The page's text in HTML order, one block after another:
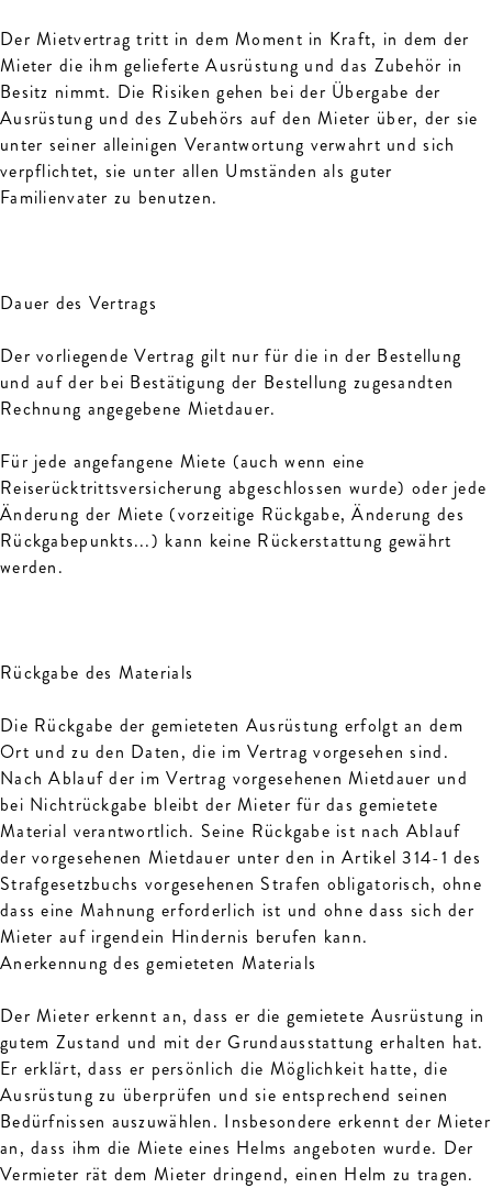
Der Mietvertrag tritt in dem Moment in Kraft, in dem der
Mieter die ihm gelieferte Ausrüstung und das Zubehör in
Besitz nimmt. Die Risiken gehen bei der Übergabe der
Ausrüstung und des Zubehörs auf den Mieter über, der sie
unter seiner alleinigen Verantwortung verwahrt und sich
verpflichtet, sie unter allen Umständen als guter
Familienvater zu benutzen.
Dauer des Vertrags
Der vorliegende Vertrag gilt nur für die in der Bestellung
und auf der bei Bestätigung der Bestellung zugesandten
Rechnung angegebene Mietdauer.
Für jede angefangene Miete (auch wenn eine
Reiserücktrittsversicherung abgeschlossen wurde) oder jede
Änderung der Miete (vorzeitige Rückgabe, Änderung des
Rückgabepunkts...) kann keine Rückerstattung gewährt
werden.
Rückgabe des Materials
Die Rückgabe der gemieteten Ausrüstung erfolgt an dem
Ort und zu den Daten, die im Vertrag vorgesehen sind.
Nach Ablauf der im Vertrag vorgesehenen Mietdauer und
bei Nichtrückgabe bleibt der Mieter für das gemietete
Material verantwortlich. Seine Rückgabe ist nach Ablauf
der vorgesehenen Mietdauer unter den in Artikel 314-1 des
Strafgesetzbuchs vorgesehenen Strafen obligatorisch, ohne
dass eine Mahnung erforderlich ist und ohne dass sich der
Mieter auf irgendein Hindernis berufen kann.
Anerkennung des gemieteten Materials
Der Mieter erkennt an, dass er die gemietete Ausrüstung in
gutem Zustand und mit der Grundausstattung erhalten hat.
Er erklärt, dass er persönlich die Möglichkeit hatte, die
Ausrüstung zu überprüfen und sie entsprechend seinen
Bedürfnissen auszuwählen. Insbesondere erkennt der Mieter
an, dass ihm die Miete eines Helms angeboten wurde. Der
Vermieter rät dem Mieter dringend, einen Helm zu tragen.